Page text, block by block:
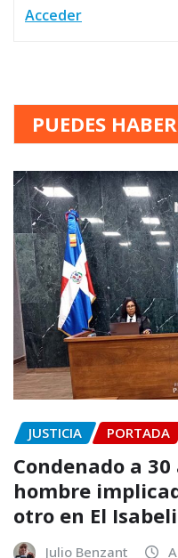
Acceder
PUEDES
JUSTICIA PORTADA
Condenado a
hombre
otro en El
Julio Benzant